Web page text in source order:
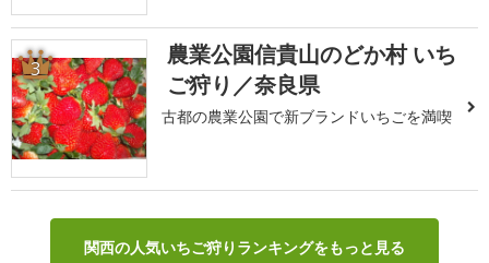
3
農業公園信貴山のどか村 いち
ご狩り／奈良県
古都の農業公園で新ブランドいちごを満喫
関西の人気いちご狩りランキングをもっと見る